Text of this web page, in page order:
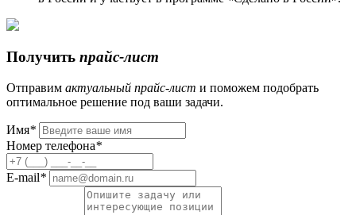
Получить прайс-лист
Отправим актуальный прайс-лист и поможем подобрать
оптимальное решение под ваши задачи.
Имя*
Номер телефона*
E-mail*